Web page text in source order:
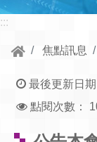
:::
焦點訊息
最後更新日期
點閱次數：